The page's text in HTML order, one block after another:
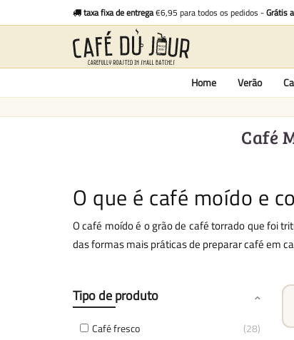
taxa fixa de entrega€6,95 para todos os pedidos -Grátis
Home Verão
Café
O que é café moído e
O café moído é o grão de café torrado que foi
das formas mais práticas de preparar café em
Tipo de produto
Café fresco
28